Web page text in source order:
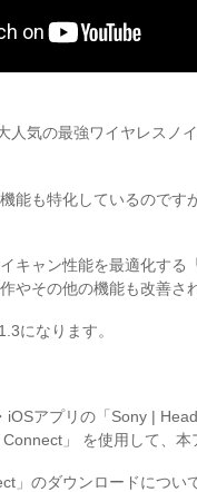
人気の最強ワイヤレスノ
能も特化しているのです
キャン性能を最適化する
やその他の機能も改善さ
になります。
iOSアプリの「Sony |
」 を使用して、本
」のダウンロードにつ